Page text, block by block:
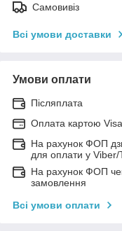
Самовивіз
Всі умови доставки
Умови оплати
Післяплата
Оплата картою
На рахунок ФОП
для оплати у
На рахунок ФОП
замовлення
Всі умови оплати